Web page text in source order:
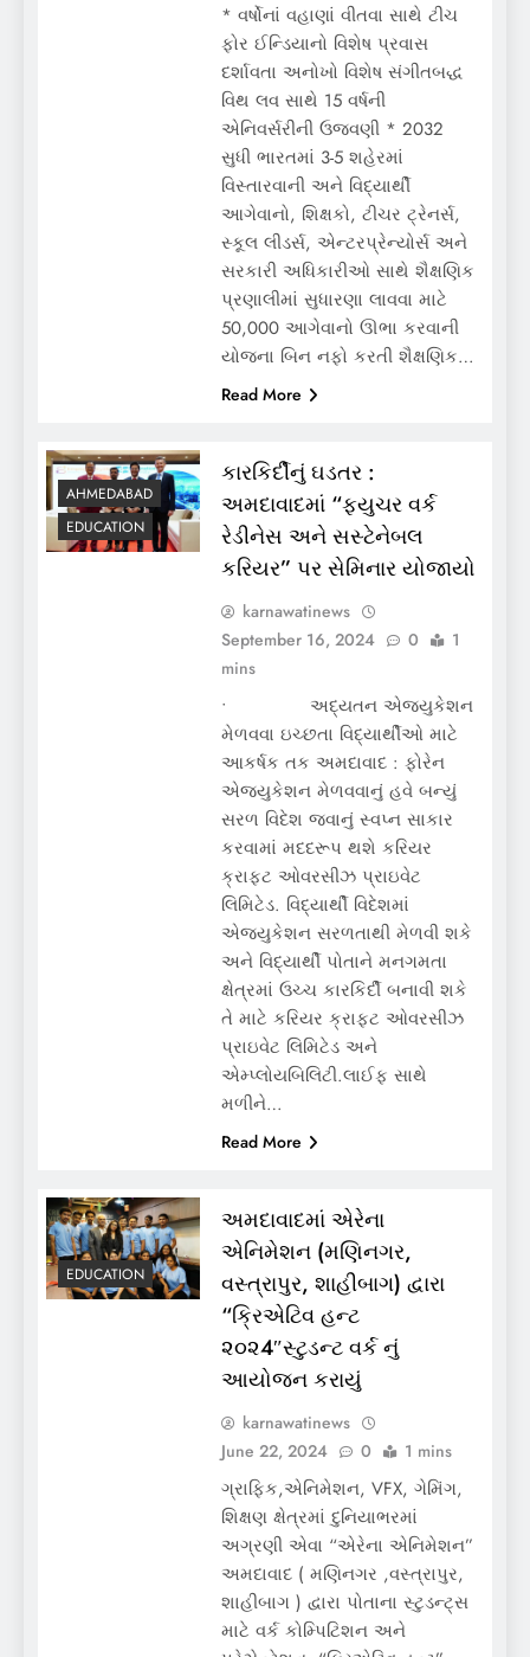
* વર્ષોનાં વહાણાં વીતવા સાથે ટીચ
ફોર ઈન્ડિયાનો વિશેષ પ્રવાસ
દર્શાવતા અનોખો વિશેષ સંગીતબદ્ધ
વિથ લવ સાથે 15 વર્ષની
એનિવર્સરીની ઉજવણી * 2032
સુધી ભારતમાં 3-5 શહેરમાં
વિસ્તારવાની અને વિદ્યાર્થી
આગેવાનો, શિક્ષકો, ટીચર ટ્રેનર્સ,
સ્કૂલ લીડર્સ, એન્ટરપ્રેન્યોર્સ અને
સરકારી અધિકારીઓ સાથે શૈક્ષણિક
પ્રણાલીમાં સુધારણા લાવવા માટે
50,000 આગેવાનો ઊભા કરવાની
યોજના બિન નફો કરતી શૈક્ષણિક…
Read More
AHMEDABAD
EDUCATION
કારકિર્દીનું ઘડતર :
અમદાવાદમાં “ફ્યુચર વર્ક
રેડીનેસ અને સસ્ટેનેબલ
કરિયર” પર સેમિનાર યોજાયો
karnawatinews
September 16, 2024
0
1
mins
• અદ્યતન એજ્યુકેશન
મેળવવા ઇચ્છતા વિદ્યાર્થીઓ માટે
આકર્ષક તક અમદાવાદ : ફોરેન
એજ્યુકેશન મેળવવાનું હવે બન્યું
સરળ વિદેશ જવાનું સ્વપ્ન સાકાર
કરવામાં મદદરૂપ થશે કરિયર
ક્રાફ્ટ ઓવરસીઝ પ્રાઇવેટ
લિમિટેડ. વિદ્યાર્થી વિદેશમાં
એજ્યુકેશન સરળતાથી મેળવી શકે
અને વિદ્યાર્થી પોતાને મનગમતા
ક્ષેત્રમાં ઉચ્ચ કારકિર્દી બનાવી શકે
તે માટે કરિયર ક્રાફ્ટ ઓવરસીઝ
પ્રાઇવેટ લિમિટેડ અને
એમ્પ્લોયબિલિટી.લાઈફ સાથે
મળીને…
Read More
EDUCATION
અમદાવાદમાં એરેના
એનિમેશન (મણિનગર,
વસ્ત્રાપુર, શાહીબાગ) દ્વારા
“ક્રિએટિવ હન્ટ
૨૦૨4″સ્ટુડન્ટ વર્ક નું
આયોજન કરાયું
karnawatinews
June 22, 2024
0 1 mins
ગ્રાફિક,એનિમેશન, VFX, ગેમિંગ,
શિક્ષણ ક્ષેત્રમાં દુનિયાભરમાં
અગ્રણી એવા “એરેના એનિમેશન”
અમદાવાદ ( મણિનગર ,વસ્ત્રાપુર,
શાહીબાગ ) દ્વારા પોતાના સ્ટુડન્ટ્સ
માટે વર્ક કોમ્પિટિશન અને